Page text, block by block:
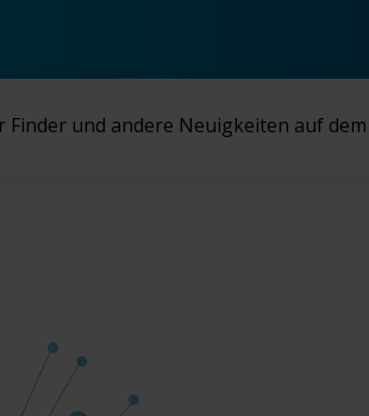
Finder und andere Neuigkeiten auf